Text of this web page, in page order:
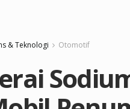
& Teknologi Otomotif